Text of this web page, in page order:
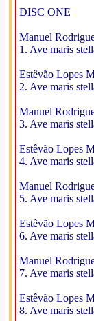
DISC ONE
Manuel
1. Ave maris
Estêvão Lopes
2. Ave maris
Manuel
3. Ave maris
Estêvão Lopes
4. Ave maris
Manuel
5. Ave maris
Estêvão Lopes
6. Ave maris
Manuel
7. Ave maris
Estêvão Lopes
8. Ave maris